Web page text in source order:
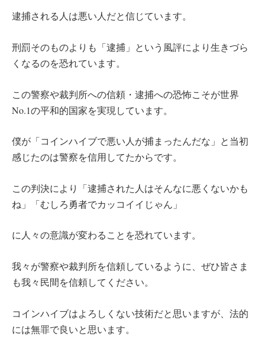
逮捕される人は悪い人だと信じています。
刑罰そのものよりも「逮捕」という風評により生きづら
くなるのを恐れています。
この警察や裁判所への信頼・逮捕への恐怖こそが世界
No.1の平和的国家を実現しています。
僕が「コインハイブで悪い人が捕まったんだな」と当初
感じたのは警察を信用してたからです。
この判決により「逮捕された人はそんなに悪くないかも
ね」「むしろ勇者でカッコイイじゃん」
に人々の意識が変わることを恐れています。
我々が警察や裁判所を信頼しているように、ぜひ皆さま
も我々民間を信頼してください。
コインハイブはよろしくない技術だと思いますが、法的
には無罪で良いと思います。